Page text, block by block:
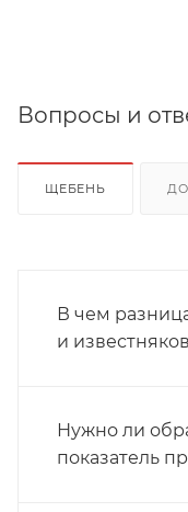
Вопросы и
ЩЕБЕНЬ
В чем
и
Нужно ли
показатель